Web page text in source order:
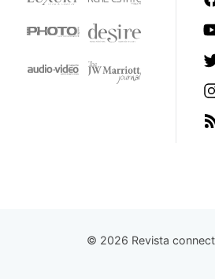
© 2026 Revista connect